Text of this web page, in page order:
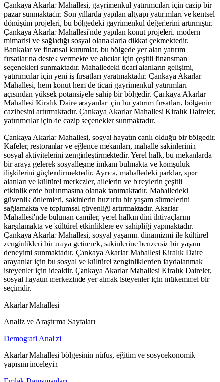
Çankaya Akarlar Mahallesi, gayrimenkul yatırımcıları için cazip bir
pazar sunmaktadır. Son yıllarda yapılan altyapı yatırımları ve kentsel
dönüşüm projeleri, bu bölgedeki gayrimenkul değerlerini artırmıştır.
Çankaya Akarlar Mahallesi'nde yapılan konut projeleri, modern
mimarisi ve sağladığı sosyal olanaklarla dikkat çekmektedir.
Bankalar ve finansal kurumlar, bu bölgede yer alan yatırım
fırsatlarına destek vermekte ve alıcılar için çeşitli finansman
seçenekleri sunmaktadır. Mahalledeki ticari alanların gelişimi,
yatırımcılar için yeni iş fırsatları yaratmaktadır. Çankaya Akarlar
Mahallesi, hem konut hem de ticari gayrimenkul yatırımları
açısından yüksek potansiyele sahip bir bölgedir. Çankaya Akarlar
Mahallesi Kiralık Daire arayanlar için bu yatırım fırsatları, bölgenin
cazibesini artırmaktadır. Çankaya Akarlar Mahallesi Kiralık Daireler,
yatırımcılar için de cazip seçenekler sunmaktadır.
Çankaya Akarlar Mahallesi, sosyal hayatın canlı olduğu bir bölgedir.
Kafeler, restoranlar ve eğlence mekanları, mahalle sakinlerinin
sosyal aktivitelerini zenginleştirmektedir. Yerel halk, bu mekanlarda
bir araya gelerek sosyalleşme imkanı bulmakta ve komşuluk
ilişkilerini güçlendirmektedir. Ayrıca, mahalledeki parklar, spor
alanları ve kültürel merkezler, ailelerin ve bireylerin çeşitli
etkinliklerde bulunmasına olanak tanımaktadır. Mahalledeki
güvenlik önlemleri, sakinlerin huzurlu bir yaşam sürmelerini
sağlamakta ve toplumsal güvenliği artırmaktadır. Akarlar
Mahallesi'nde bulunan camiler, yerel halkın dini ihtiyaçlarını
karşılamakta ve kültürel etkinliklere ev sahipliği yapmaktadır.
Çankaya Akarlar Mahallesi, sosyal yaşamın dinamizmi ile kültürel
zenginlikleri bir araya getirerek, sakinlerine benzersiz bir yaşam
deneyimi sunmaktadır. Çankaya Akarlar Mahallesi Kiralık Daire
arayanlar için bu sosyal ve kültürel zenginliklerden faydalanmak
isteyenler için idealdir. Çankaya Akarlar Mahallesi Kiralık Daireler,
sosyal hayatın merkezinde yer almak isteyenler için mükemmel bir
seçimdir.
Akarlar Mahallesi
Analiz ve Araştırma Sayfaları
Demografi Analizi
Akarlar Mahallesi bölgesinin nüfus, eğitim ve sosyoekonomik
yapısını inceleyin